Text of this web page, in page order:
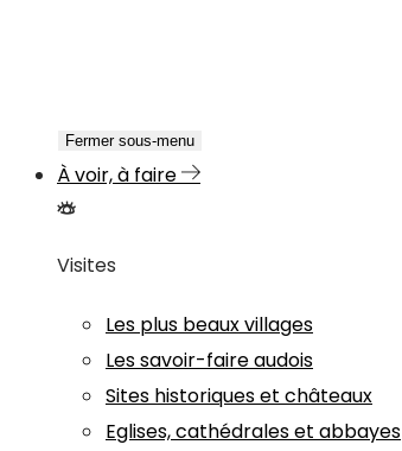
Fermer sous-menu
À voir, à faire
Visites
Les plus beaux villages
Les savoir-faire audois
Sites historiques et châteaux
Eglises, cathédrales et abbayes